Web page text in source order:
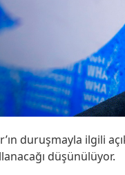
duruşmayla ilgili
düşünülüyor.